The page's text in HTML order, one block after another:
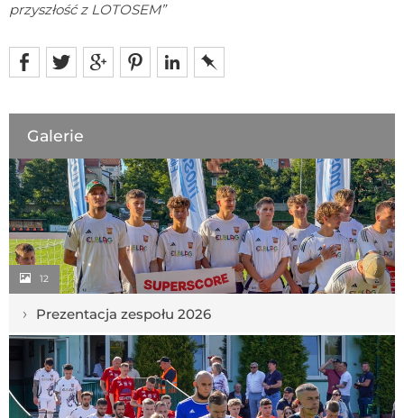
przyszłość z LOTOSEM”
Galerie
12
› Prezentacja zespołu 2026